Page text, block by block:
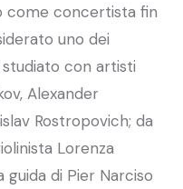
come concertista fin
uno dei
con artisti
Alexander
Rostropovich; da
Lorenza
di Pier Narciso